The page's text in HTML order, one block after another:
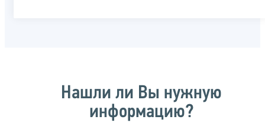
Нашли ли Вы нужную
информацию?